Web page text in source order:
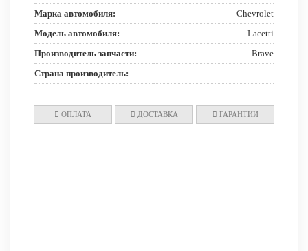
Марка автомобиля:
Chevrolet
Модель автомобиля:
Lacetti
Производитель запчасти:
Brave
Страна производитель:
-
ОПЛАТА ДОСТАВКА ГАРАНТИИ